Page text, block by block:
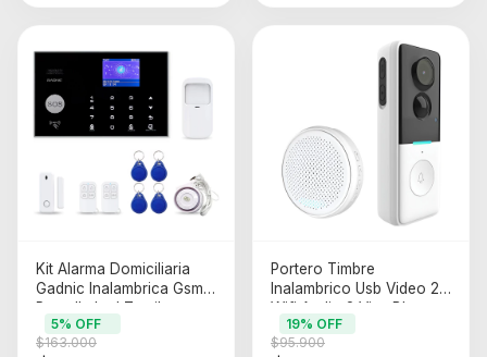
Kit Alarma Domiciliaria
Gadnic Inalambrica Gsm
Pantalla Led Tactil
Control Remoto Al3000
Blanco
$163.000
5% OFF
Portero Timbre
Inalambrico Usb Video 2k
Wifi Audio 2 Vias Blanco
$95.900
19% OFF